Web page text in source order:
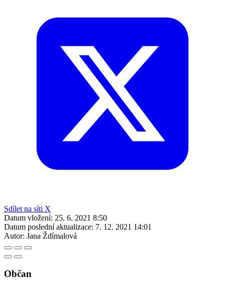
Sdílet na síti X
Datum vložení: 25. 6. 2021 8:50
Datum poslední aktualizace: 7. 12. 2021 14:01
Autor: Jana Ždímalová
Občan